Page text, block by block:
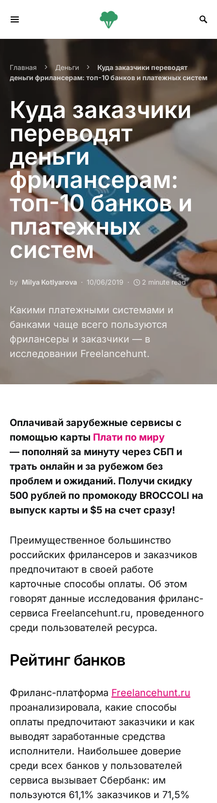
Главная Деньги
Куда заказчики переводят
деньги фрилансерам: топ-10 банков и платежных систем
Куда заказчики
переводят
деньги
фрилансерам:
топ-10 банков и
платежных
систем
by Milya Kotlyarova 10/06/2019 2 minute read
Какими платежными системами и
банками чаще всего пользуются
фрилансеры и заказчики — в
исследовании Freelancehunt.
Оплачивай зарубежные сервисы с
помощью карты Плати по миру
— пополняй за минуту через СБП и
трать онлайн и за рубежом без
проблем и ожиданий. Получи скидку
500 рублей по промокоду BROCCOLI на
выпуск карты и $5 на счет сразу!
Преимущественное большинство
российских фрилансеров и заказчиков
предпочитают в своей работе
карточные способы оплаты. Об этом
говорят данные исследования фриланс-
сервиса Freelancehunt.ru, проведенного
среди пользователей ресурса.
Рейтинг банков
Фриланс-платформа Freelancehunt.ru
проанализировала, какие способы
оплаты предпочитают заказчики и как
выводят заработанные средства
исполнители. Наибольшее доверие
среди всех банков у пользователей
сервиса вызывает Сбербанк: им
пользуются 61,1% заказчиков и 71,5%